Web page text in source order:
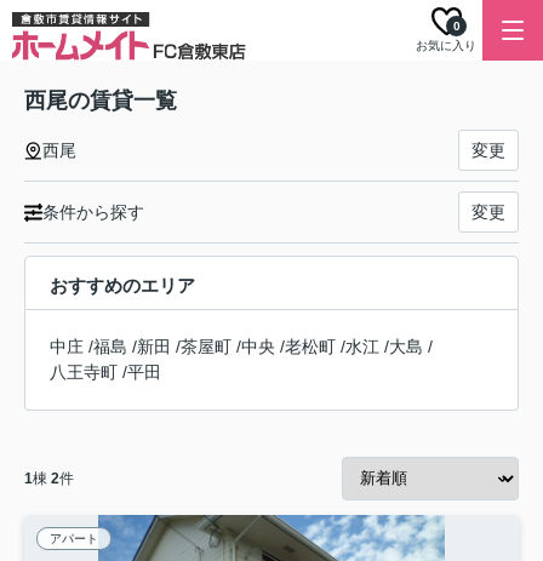
お気に入り
0
西尾の賃貸一覧
西尾 変更
条件から探す 変更
おすすめのエリア
中庄 /福島 /新田 /茶屋町 /中央 /老松町 /水江 /大島 /
八王寺町 /平田
1棟 2件
アパート